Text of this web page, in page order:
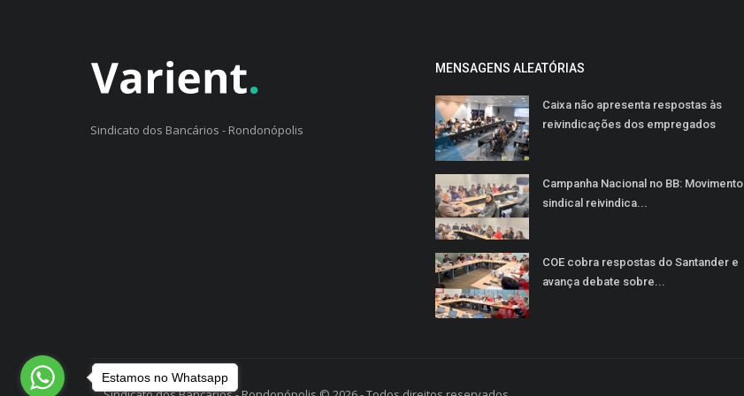
Sindicato dos Bancários - Rondonópolis
MENSAGENS ALEATÓRIAS
Caixa não apresenta respostas às
reivindicações dos empregados
Campanha Nacional no BB: Movimento
sindical reivindica...
COE cobra respostas do Santander e
avança debate sobre...
Estamos no Whatsapp